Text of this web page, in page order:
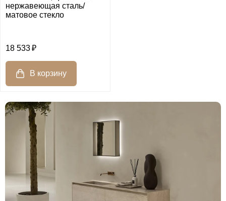
нержавеющая сталь/
матовое стекло
18 533